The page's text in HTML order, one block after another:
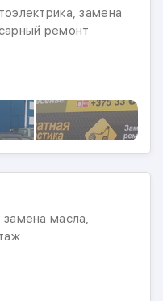
замена
ремонт
масла,